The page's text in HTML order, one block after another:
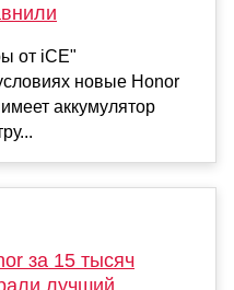
от iCE"
новые Honor
аккумулятор
за 15 тысяч
лучший